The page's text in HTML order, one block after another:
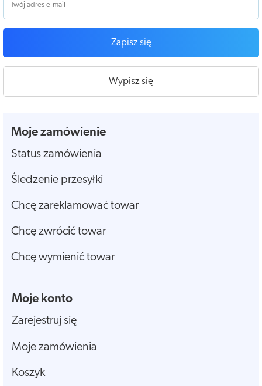
Zapisz się
Wypisz się
Moje zamówienie
Status zamówienia
Śledzenie przesyłki
Chcę zareklamować towar
Chcę zwrócić towar
Chcę wymienić towar
Moje konto
Zarejestruj się
Moje zamówienia
Koszyk